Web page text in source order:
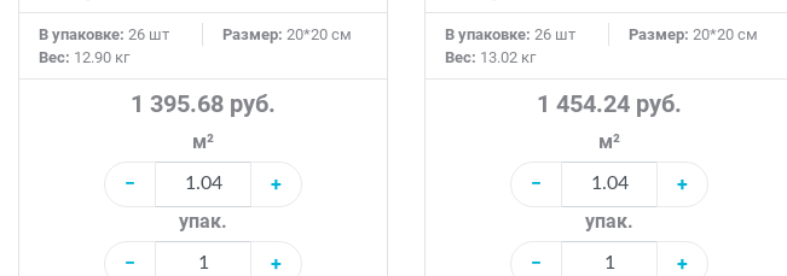
В упаковке: 26 шт Размер: 20*20 см
Вес: 12.90 кг
1 395.68 руб.
м²
−
+
упак.
−
+
В упаковке: 26 шт Размер: 20*20 см
Вес: 13.02 кг
1 454.24 руб.
м²
−
+
упак.
−
+